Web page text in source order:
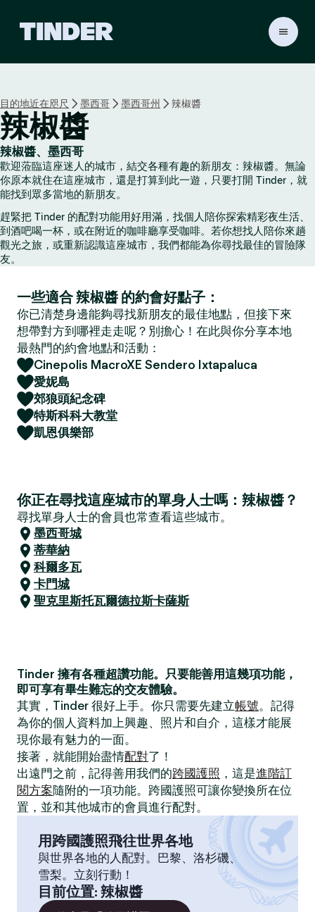
r
目的地近在咫尺 墨西哥 墨西哥州 辣椒醬
辣椒醬
辣椒醬、墨西哥
歡迎蒞臨這座迷人的城市，結交各種有趣的新朋友：辣椒醬。無論
你原本就住在這座城市，還是打算到此一遊，只要打開 Tinder，就
能找到眾多當地的新朋友。
趕緊把 Tinder 的配對功能用好用滿，找個人陪你探索精彩夜生活、
到酒吧喝一杯，或在附近的咖啡廳享受咖啡。若你想找人陪你來趟
觀光之旅，或重新認識這座城市，我們都能為你尋找最佳的冒險隊
友。
一些適合 辣椒醬 的約會好點子：
你已清楚身邊能夠尋找新朋友的最佳地點，但接下來
想帶對方到哪裡走走呢？別擔心！在此與你分享本地
最熱門的約會地點和活動：
Cinepolis MacroXE Sendero Ixtapaluca
愛妮島
郊狼頭紀念碑
特斯科科大教堂
凱恩俱樂部
你正在尋找這座城市的單身人士嗎：辣椒醬？
尋找單身人士的會員也常查看這些城市。
墨西哥城
蒂華納
科爾多瓦
卡門城
聖克里斯托瓦爾德拉斯卡薩斯
Tinder 擁有各種超讚功能。只要能善用這幾項功能，
即可享有畢生難忘的交友體驗。
其實，Tinder 很好上手。你只需要先建立帳號。記得
為你的個人資料加上興趣、照片和自介，這樣才能展
現你最有魅力的一面。
接著，就能開始盡情配對了！
出遠門之前，記得善用我們的跨國護照 ，這是進階訂
閱方案隨附的一項功能。跨國護照可讓你變換所在位
置，並和其他城市的會員進行配對。
用跨國護照飛往世界各地
與世界各地的人配對。巴黎、洛杉磯、
雪梨。立刻行動！
目前位置: 辣椒醬